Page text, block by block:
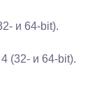
и 64-bit).
(32- и 64-bit).